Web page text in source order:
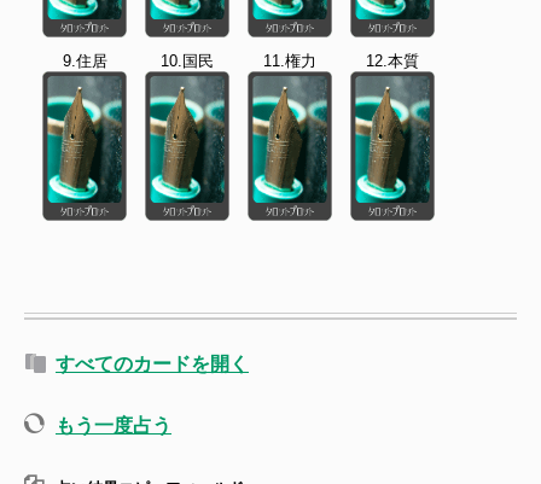
9.住居 10.国民 11.権力 12.本質
すべてのカードを開く
もう一度占う